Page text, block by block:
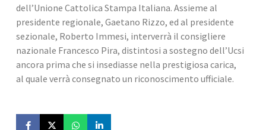
dell’Unione Cattolica Stampa Italiana. Assieme al
presidente regionale, Gaetano Rizzo, ed al presidente
sezionale, Roberto Immesi, interverrà il consigliere
nazionale Francesco Pira, distintosi a sostegno dell’Ucsi
ancora prima che si insediasse nella prestigiosa carica,
al quale verrà consegnato un riconoscimento ufficiale.